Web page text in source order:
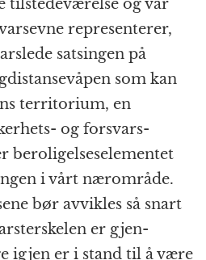
tilstede­værelse og vår
representerer,
satsingen på
som kan
territorium, en
og forsvars­
beroligelses­elementet
i vårt nærområde.
bør avvikles så snart
er gjen­
igjen er i stand til å være